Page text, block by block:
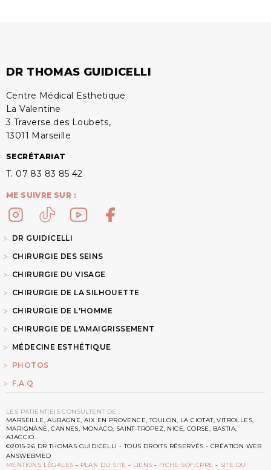
DR THOMAS GUIDICELLI
Centre Médical Esthetique
La Valentine
3 Traverse des Loubets,
13011 Marseille
SECRÉTARIAT
T. 07 83 83 85 42
ME SUIVRE SUR :
DR GUIDICELLI
CHIRURGIE DES SEINS
CHIRURGIE DU VISAGE
CHIRURGIE DE LA SILHOUETTE
CHIRURGIE DE L'HOMME
CHIRURGIE DE L'AMAIGRISSEMENT
MÉDECINE ESTHÉTIQUE
PHOTOS
F.A.Q
LES PATIENT(E)S CONSULTENT DE :
MARSEILLE, AUBAGNE, AIX EN PROVENCE, TOULON, LA CIOTAT, VITROLLES,
MARIGNANE, CANNES, MONACO, SAINT-TROPEZ, NICE, CORSE, BASTIA,
AJACCIO.
©2015-26 DR THOMAS GUIDICELLI - TOUS DROITS RÉSERVÉS - CRÉATION WEB
ANSWEBMED
MENTIONS LÉGALES - PLAN DU SITE - LIENS - FICHE SOF.CPRE - SITE DU